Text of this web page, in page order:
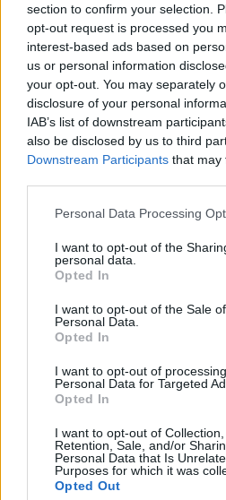
section to confirm your selection.
opt-out request is processed you
interest-based ads based on
us or personal information
your opt-out. You may separately
disclosure of your personal
IAB’s list of downstream
also be disclosed by us to third
Downstream Participants that may
Please note that this website/app
not limited to your visit or usage
grant or deny consent to Google
use your data for below specified
consent section.
Personal Data Processing
I want to opt-out of the
personal data.
Opted In
I want to opt-out of the Sale
Personal Data.
Opted In
I want to opt-out of
Personal Data for Targeted
Opted In
I want to opt-out of Collection,
Retention, Sale, and/or
Personal Data that Is
Purposes for which it was
Opted Out
Droit à l’oubli et à
oncologiques
Lors des enquêtes d’adoption,
pathologies oncologiques
communiquées si 10 ans se sont
traitement, ou 5 ans si la maladie
Garanties relatives au
l’oubli oncologique
Le garant de la protection des
chargé de superviser
l’oubli oncologique, en veillant
citoyens.
AUTEUR
Giorgia Stromeo